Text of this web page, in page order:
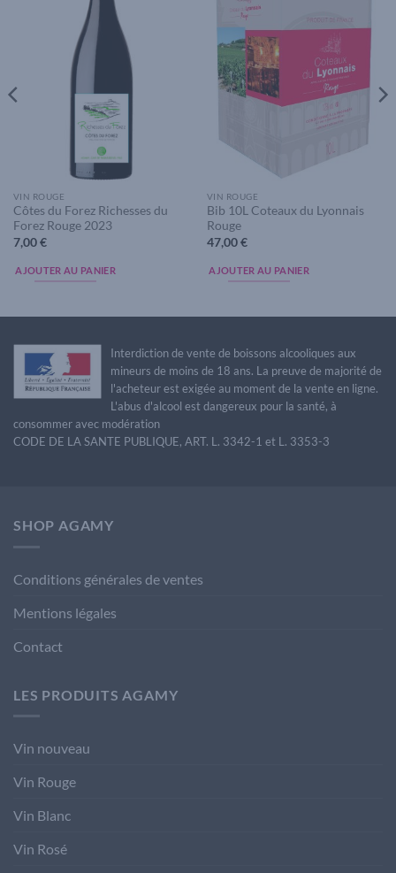
VIN ROUGE
Côtes du Forez Richesses du
Forez Rouge 2023
7,00€
AJOUTER AU PANIER
VIN ROUGE
Bib 10L Coteaux du Lyonnais
Rouge
47,00€
AJOUTER AU PANIER
Interdiction de vente de boissons alcooliques aux
mineurs de moins de 18 ans. La preuve de majorité de
l'acheteur est exigée au moment de la vente en ligne.
L'abus d'alcool est dangereux pour la santé, à
consommer avec modération
CODE DE LA SANTE PUBLIQUE, ART. L. 3342-1 et L. 3353-3
SHOP AGAMY
Conditions générales de ventes
Mentions légales
Contact
LES PRODUITS AGAMY
Vin nouveau
Vin Rouge
Vin Blanc
Vin Rosé